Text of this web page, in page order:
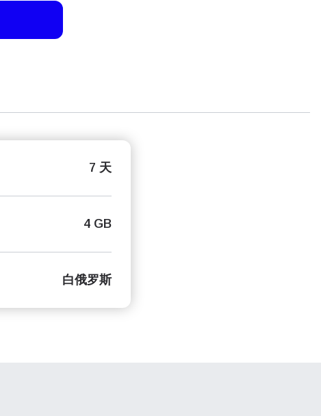
7 天
4 GB
白俄罗斯